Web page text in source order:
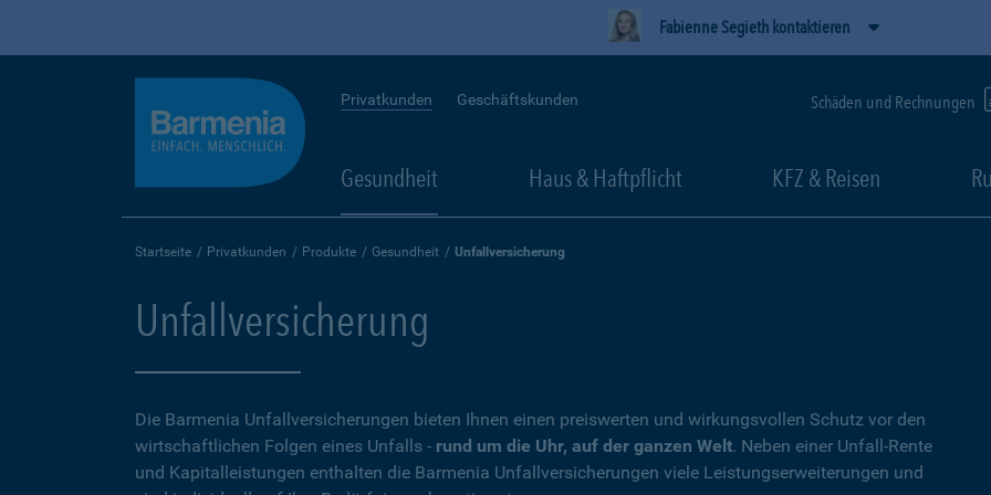
Fabienne Segieth kontaktieren
Privatkunden Geschäftskunden Schäden und Rechnungen
Gesundheit Haus & Haftpflicht KFZ & Reisen
Startseite Privatkunden Produkte Gesundheit Unfallversicherung
Unfallversicherung
Die Barmenia Unfallversicherungen bieten Ihnen einen preiswerten und wirkungsvollen Schutz vor den
wirtschaftlichen Folgen eines Unfalls - rund um die Uhr, auf der ganzen Welt. Neben einer Unfall-Rente
und Kapitalleistungen enthalten die Barmenia Unfallversicherungen viele Leistungserweiterungen und